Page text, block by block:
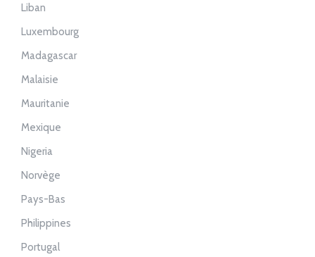
Liban
Luxembourg
Madagascar
Malaisie
Mauritanie
Mexique
Nigeria
Norvège
Pays-Bas
Philippines
Portugal